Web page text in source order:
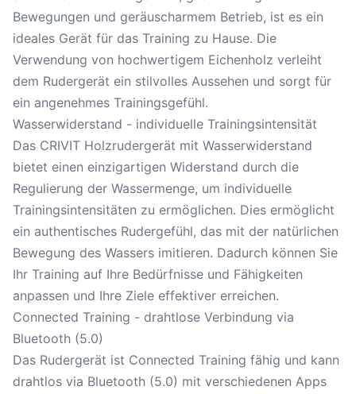
Bewegungen und geräuscharmem Betrieb, ist es ein
ideales Gerät für das Training zu Hause. Die
Verwendung von hochwertigem Eichenholz verleiht
dem Rudergerät ein stilvolles Aussehen und sorgt für
ein angenehmes Trainingsgefühl.
Wasserwiderstand - individuelle Trainingsintensität
Das CRIVIT Holzrudergerät mit Wasserwiderstand
bietet einen einzigartigen Widerstand durch die
Regulierung der Wassermenge, um individuelle
Trainingsintensitäten zu ermöglichen. Dies ermöglicht
ein authentisches Rudergefühl, das mit der natürlichen
Bewegung des Wassers imitieren. Dadurch können Sie
Ihr Training auf Ihre Bedürfnisse und Fähigkeiten
anpassen und Ihre Ziele effektiver erreichen.
Connected Training - drahtlose Verbindung via
Bluetooth (5.0)
Das Rudergerät ist Connected Training fähig und kann
drahtlos via Bluetooth (5.0) mit verschiedenen Apps